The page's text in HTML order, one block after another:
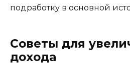
подработку в основной
Советы для
дохода